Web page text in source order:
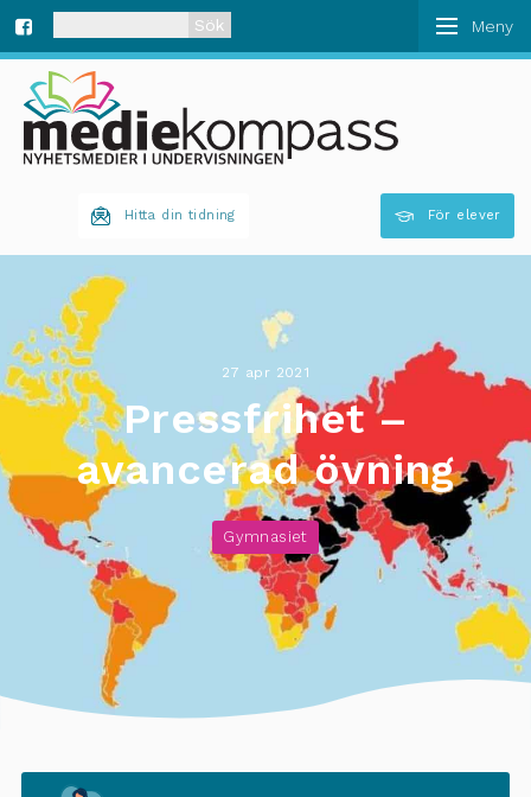
ce
När automatisk komplettering av resultat är
Hitta din tidning För elever
27 apr 2021
Pressfrihet –
avancerad övning
Gymnasiet